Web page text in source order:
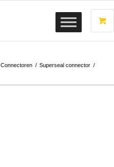
Connectoren / Superseal connector /